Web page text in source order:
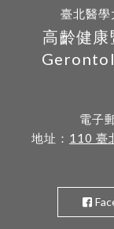
臺北醫
高齡健
電子
地址： 110 臺